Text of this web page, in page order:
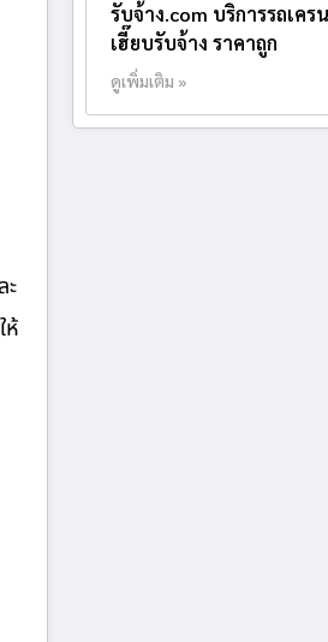
ห้
รับจ้าง.com บริการรถเคร
เฮี๊ยบรับจ้าง ราคาถูก
ดูเพิ่มเติม »